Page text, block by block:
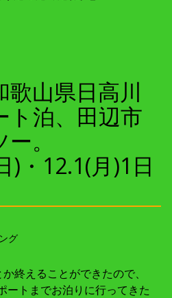
歌山県日高川
ト泊、田辺市
。
)・12.1(月)1日
グ
終えることができたので、
ートまでお泊りに行ってきた